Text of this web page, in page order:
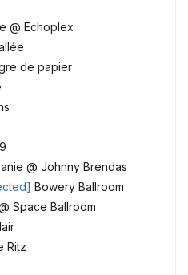
@ Echoplex
de papier
@ Johnny Brendas
Bowery Ballroom
Space Ballroom
Ritz